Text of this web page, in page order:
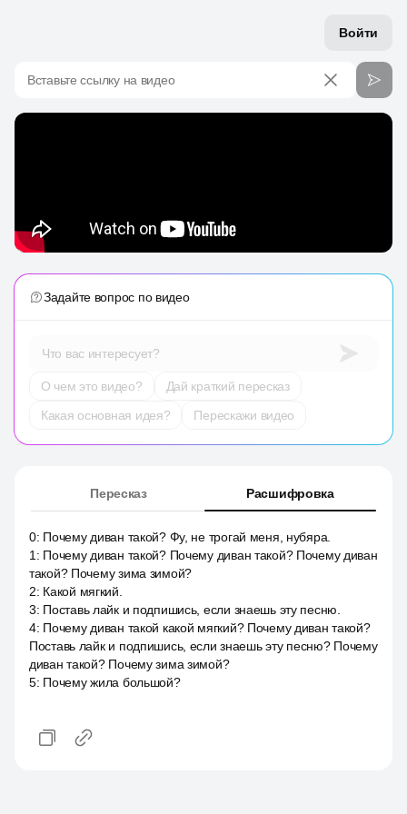
Войти
Вставьте ссылку на видео
Задайте вопрос по видео
Что вас интересует?
О чем это видео?
Дай краткий пересказ
Какая основная идея?
Перескажи видео
Пересказ Расшифровка
0: Почему диван такой? Фу, не трогай меня, нубяра.
1 : Почему диван такой? Почему диван такой? Почему диван
такой? Почему зима зимой?
2: Какой мягкий.
3: Поставь лайк и подпишись, если знаешь эту песню.
4: Почему диван такой какой мягкий? Почему диван такой?
Поставь лайк и подпишись, если знаешь эту песню? Почему
диван такой? Почему зима зимой?
5: Почему жила большой?